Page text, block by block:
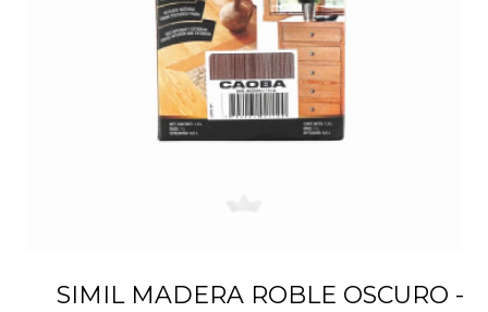
SIMIL MADERA ROBLE OSCURO -